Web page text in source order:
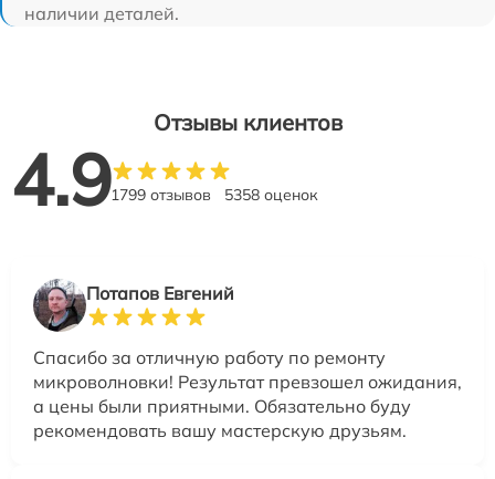
наличии деталей.
Отзывы клиентов
4.91799 отзывов 5358 оценок
Потапов Евгений
Спасибо за отличную работу по ремонту
микроволновки! Результат превзошел ожидания,
а цены были приятными. Обязательно буду
рекомендовать вашу мастерскую друзьям.